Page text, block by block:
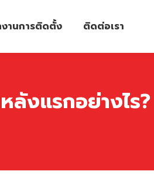
านการติดตั้ง ติดต่อเรา
ลังแรกอย่างไร?